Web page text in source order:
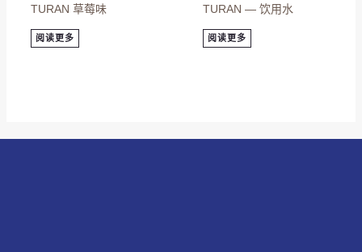
TURAN 草莓味
阅读更多
TURAN — 饮用水
阅读更多